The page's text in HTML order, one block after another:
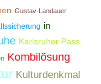
Gustav-Landauer
in
Karlsruher Pass
Kombilösung
Kulturdenkmal